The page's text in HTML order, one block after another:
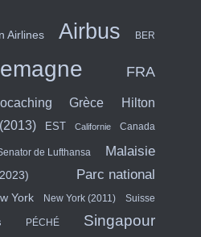
Airlines Airbus BER
FRA
Grèce Hilton
EST Californie Canada
de Lufthansa Malaisie
Parc national
York New York (2011) Suisse
PÉCHÉ
Singapour